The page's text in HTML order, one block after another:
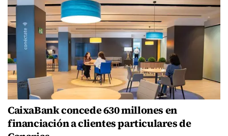
CaixaBank concede 630 millones en
financiación a clientes particulares de